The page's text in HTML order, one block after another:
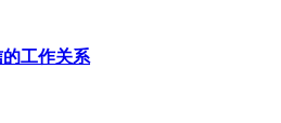
工作关系